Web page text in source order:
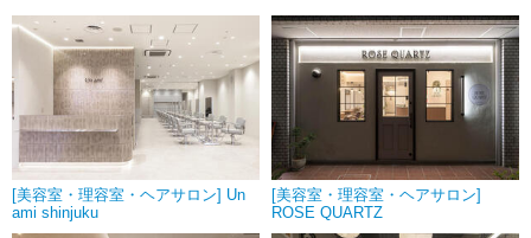
[美容室・理容室・ヘアサロン] Un
ami shinjuku
[美容室・理容室・ヘアサロン]
ROSE QUARTZ